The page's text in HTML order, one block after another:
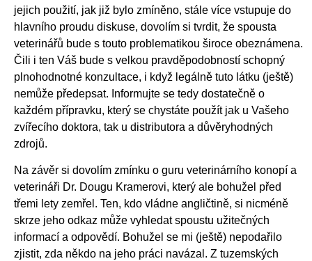
jejich použití, jak již bylo zmíněno, stále více vstupuje do
hlavního proudu diskuse, dovolím si tvrdit, že spousta
veterinářů bude s touto problematikou široce obeznámena.
Čili i ten Váš bude s velkou pravděpodobností schopný
plnohodnotné konzultace, i když legálně tuto látku (ještě)
nemůže předepsat. Informujte se tedy dostatečně o
každém přípravku, který se chystáte použít jak u Vašeho
zvířecího doktora, tak u distributora a důvěryhodných
zdrojů.
Na závěr si dovolím zmínku o guru veterinárního konopí a
veterináři Dr. Dougu Kramerovi, který ale bohužel před
třemi lety zemřel. Ten, kdo vládne angličtině, si nicméně
skrze jeho odkaz může vyhledat spoustu užitečných
informací a odpovědí. Bohužel se mi (ještě) nepodařilo
zjistit, zda někdo na jeho práci navázal. Z tuzemských